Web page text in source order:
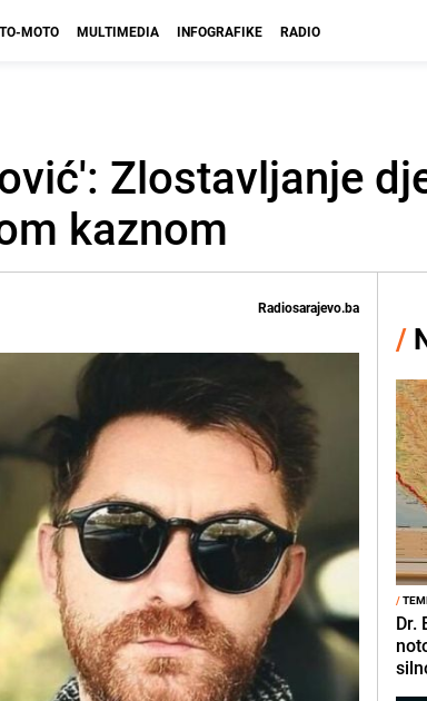
MOTO MULTIMEDIA INFOGRAFIKE RADIO
Zlostavljanje
kaznom
Radiosarajevo.ba
/
/
Dr.